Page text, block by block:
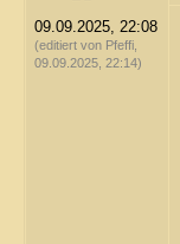
09.09.2025, 22:08
(editiert von Pfeffi,
09.09.2025, 22:14)